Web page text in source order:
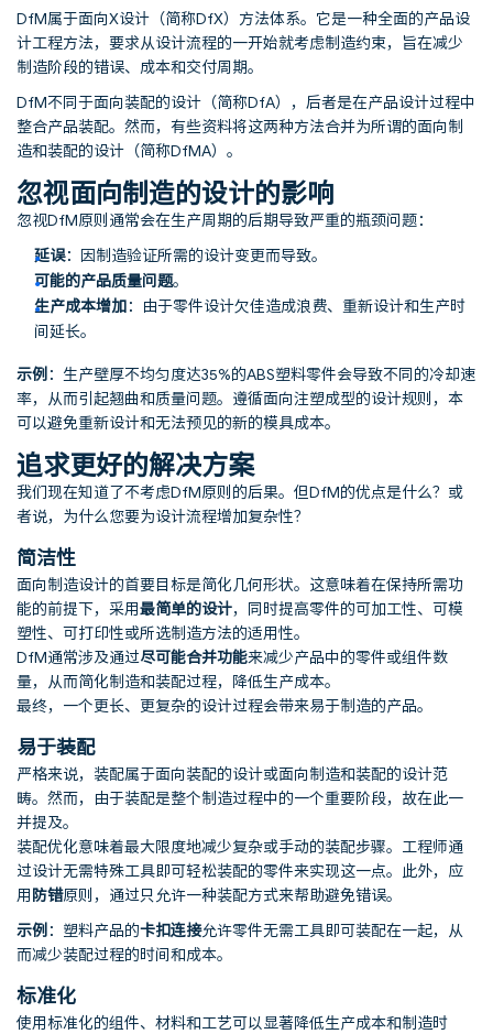
DfM属于面向X设计（简称DfX）方法体系。它是一种全面的产品设
计工程方法，要求从设计流程的一开始就考虑制造约束，旨在减少
制造阶段的错误、成本和交付周期。
DfM不同于面向装配的设计（简称DfA），后者是在产品设计过程中
整合产品装配。然而，有些资料将这两种方法合并为所谓的面向制
造和装配的设计（简称DfMA）。
忽视面向制造的设计的影响
忽视DfM原则通常会在生产周期的后期导致严重的瓶颈问题：
延误：因制造验证所需的设计变更而导致。
可能的产品质量问题。
生产成本增加：由于零件设计欠佳造成浪费、重新设计和生产时
间延长。
示例：生产壁厚不均匀度达35%的ABS塑料零件会导致不同的冷却速
率，从而引起翘曲和质量问题。遵循面向注塑成型的设计规则，本
可以避免重新设计和无法预见的新的模具成本。
追求更好的解决方案
我们现在知道了不考虑DfM原则的后果。但DfM的优点是什么？或
者说，为什么您要为设计流程增加复杂性？
简洁性
面向制造设计的首要目标是简化几何形状。这意味着在保持所需功
能的前提下，采用最简单的设计，同时提高零件的可加工性、可模
塑性、可打印性或所选制造方法的适用性。
DfM通常涉及通过尽可能合并功能来减少产品中的零件或组件数
量，从而简化制造和装配过程，降低生产成本。
最终，一个更长、更复杂的设计过程会带来易于制造的产品。
易于装配
严格来说，装配属于面向装配的设计或面向制造和装配的设计范
畴。然而，由于装配是整个制造过程中的一个重要阶段，故在此一
并提及。
装配优化意味着最大限度地减少复杂或手动的装配步骤。工程师通
过设计无需特殊工具即可轻松装配的零件来实现这一点。此外，应
用防错原则，通过只允许一种装配方式来帮助避免错误。
示例：塑料产品的卡扣连接允许零件无需工具即可装配在一起，从
而减少装配过程的时间和成本。
标准化
使用标准化的组件、材料和工艺可以显著降低生产成本和制造时